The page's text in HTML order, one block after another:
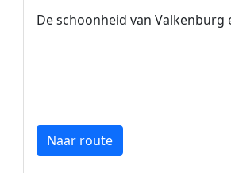
De schoonheid van Valkenburg
Naar route